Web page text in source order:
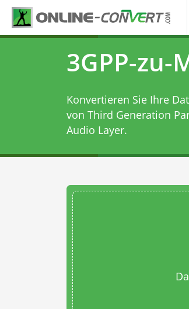
3GPP-zu-
Konvertieren Sie Ihre
von Third Generation
Audio Layer.